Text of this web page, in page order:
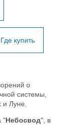
Где купить
о
системы,
и Луне.
"Небосвод", в